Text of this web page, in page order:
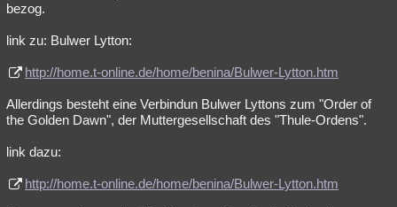
bezog.
link zu: Bulwer Lytton:
http://home.t-online.de/home/benina/Bulwer-Lytton.htm
Allerdings besteht eine Verbindun Bulwer Lyttons zum "Order of
the Golden Dawn", der Muttergesellschaft des "Thule-Ordens".
link dazu:
http://home.t-online.de/home/benina/Bulwer-Lytton.htm